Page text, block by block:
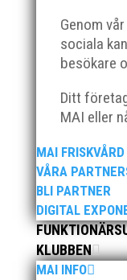
Genom
sociala
besökare
Ditt
MAI eller
MAI FRISKVÅRD
VÅRA
BLI PARTNER
DIGITAL
KLUBBEN
MAI INFO
Som
från MAI
enkel, ett eller
respektive 5,4
främsta i varje...